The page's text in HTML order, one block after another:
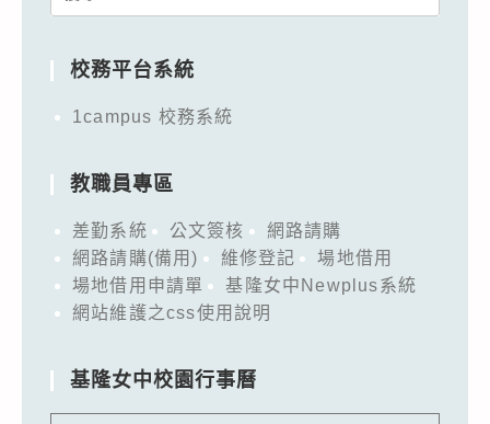
校務平台系統
1campus 校務系統
教職員專區
差勤系統 公文簽核
網路請購
網路請購(備用)
維修登記
場地借用
場地借用申請單
基隆女中Newplus系統
網站維護之css使用說明
基隆女中校園行事曆